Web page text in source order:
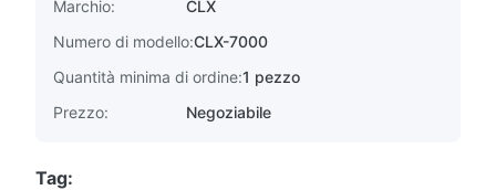
Marchio:
CLX
Numero di modello:CLX-7000
Quantità minima di ordine:1 pezzo
Prezzo:
Negoziabile
Tag: